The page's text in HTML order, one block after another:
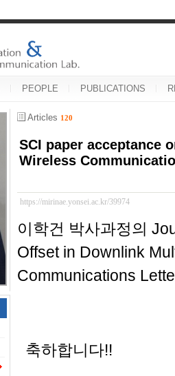
PEOPLE PUBLICATIONS
Articles 120
SCI paper acceptance
Wireless
https://mirinae.yonsei.ac.kr/39974
이학건 박사과정의
Offset in Downlink
Communications
축하합니다!!